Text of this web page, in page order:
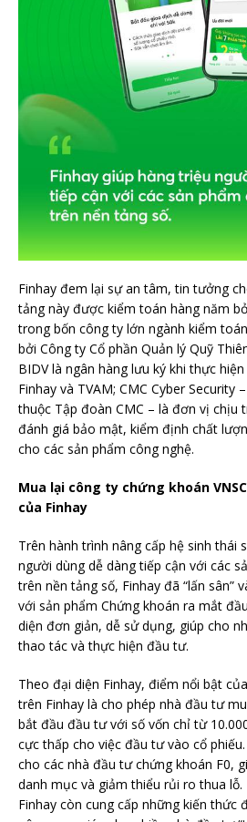
Finhay đem lại sự an tâm, tin tưởng
tảng này được kiểm toán hàng năm
trong bốn công ty lớn ngành kiểm
bởi Công ty Cổ phần Quản lý Quỹ
BIDV là ngân hàng lưu ký khi thực
Finhay và TVAM; CMC Cyber Security
thuộc Tập đoàn CMC – là đơn vị chịu
đánh giá bảo mật, kiểm định chất
cho các sản phẩm công nghệ.
Mua lại công ty chứng khoán
của Finhay
Trên hành trình nâng cấp hệ sinh thái
người dùng dễ dàng tiếp cận với các
trên nền tảng số, Finhay đã “lấn sân”
với sản phẩm Chứng khoán ra mắt
diện đơn giản, dễ sử dụng, giúp cho
thao tác và thực hiện đầu tư.
Theo đại diện Finhay, điểm nổi bật
trên Finhay là cho phép nhà đầu tư
bắt đầu đầu tư với số vốn chỉ từ
cực thấp cho việc đầu tư vào cổ
cho các nhà đầu tư chứng khoán F0,
danh mục và giảm thiểu rủi ro thua
Finhay còn cung cấp những kiến thức